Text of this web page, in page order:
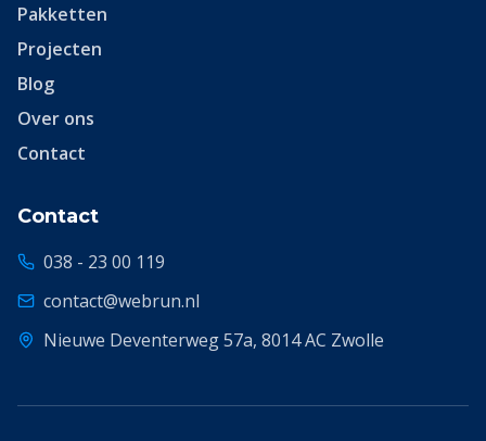
Pakketten
Projecten
Blog
Over ons
Contact
Contact
038 - 23 00 119
contact@webrun.nl
Nieuwe Deventerweg 57a, 8014 AC Zwolle